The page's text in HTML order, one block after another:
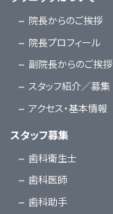
院長からのご挨拶
院長プロフィール
副院長からのご挨拶
スタッフ紹介／募集
アクセス・基本情報
スタッフ募集
歯科衛生士
歯科医師
歯科助手